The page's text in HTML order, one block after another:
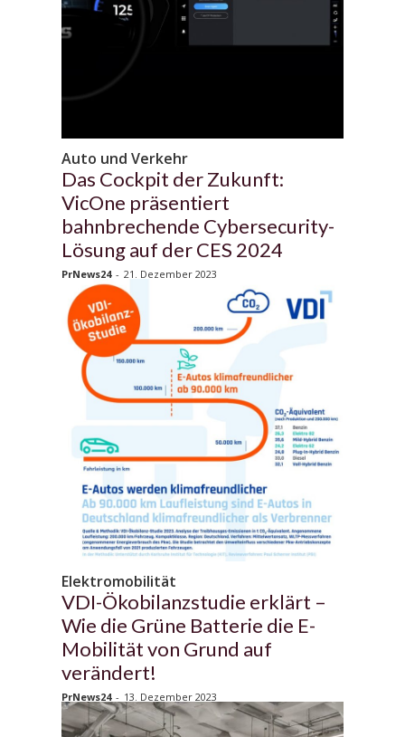
Auto und Verkehr
Das Cockpit der Zukunft:
VicOne präsentiert
bahnbrechende Cybersecurity-
Lösung auf der CES 2024
PrNews24 - 21. Dezember 2023
Elektromobilität
VDI-Ökobilanzstudie erklärt –
Wie die Grüne Batterie die E-
Mobilität von Grund auf
verändert!
PrNews24 - 13. Dezember 2023